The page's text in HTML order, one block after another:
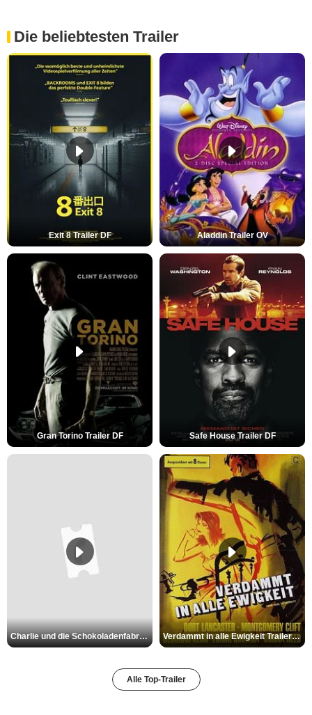
Die beliebtesten Trailer
Exit 8 Trailer DF Aladdin Trailer OV
Gran Torino Trailer DF Safe House Trailer DF
Charlie und die Schokoladenfabrik Trailer OV Verdammt in alle Ewigkeit Trailer OV
Alle Top-Trailer